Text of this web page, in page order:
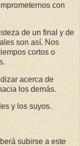
con
de un final y de
son así. Nos
cortos o
acerca de
los demás.
y los suyos.
subirse a este